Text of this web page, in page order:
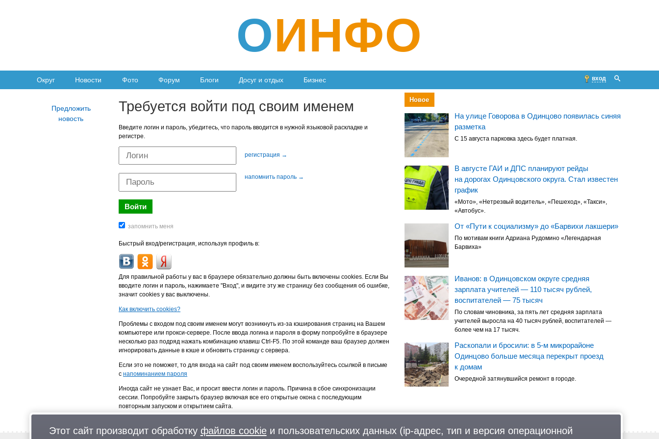
ОИНФО
Округ Новости Фото Форум Блоги Досуг и отдых Бизнес вход
Требуется войти под своим именем
Введите логин и пароль, убедитесь, что пароль вводится в нужной языковой раскладке и
регистре.
регистрация →
напомнить пароль →
Быстрый вход/регистрация, используя профиль в:
Для правильной работы у вас в браузере обязательно должны быть включены cookies. Если Вы
вводите логин и пароль, нажимаете "Вход", и видите эту же страницу без сообщения об ошибке,
значит cookies у вас выключены.
Как включить cookies?
Проблемы с входом под своим именем могут возникнуть из-за кэширования страниц на Вашем
компьютере или прокси-сервере. После ввода логина и пароля в форму попробуйте в браузере
несколько раз подряд нажать комбинацию клавиш Ctrl-F5. По этой команде ваш браузер должен
игнорировать данные в кэше и обновить страницу с сервера.
Если это не поможет, то для входа на сайт под своим именем воспользуйтесь ссылкой в письме
с напоминанием пароля
Иногда сайт не узнает Вас, и просит ввести логин и пароль. Причина в сбое синхронизации
сессии. Попробуйте закрыть браузер включая все его открытые окона с последующим
повторным запуском и открытием сайта.
Новое
На улице Говорова в Одинцово появилась синяя
разметка
С 15 августа парковка здесь будет платная.
В августе ГАИ и ДПС планируют рейды
на дорогах Одинцовского округа. Стал известен
график
«Мото», «Нетрезвый водитель», «Пешеход», «Такси»,
«Автобус».
От «Пути к социализму» до «Барвихи лакшери»
По мотивам книги Адриана Рудомино «Легендарная
Барвиха»
Иванов: в Одинцовском округе средняя
зарплата учителей — 110 тысяч рублей,
воспитателей — 75 тысяч
По словам чиновника, за пять лет средняя зарплата
учителей выросла на 40 тысяч рублей, воспитателей —
более чем на 17 тысяч.
Раскопали и бросили: в 5-м микрорайоне
Одинцово больше месяца перекрыт проезд
к домам
Очередной затянувшийся ремонт в городе.
Этот сайт производит обработку файлов cookieи пользовательских данных (ip-адрес, тип и версия операционной